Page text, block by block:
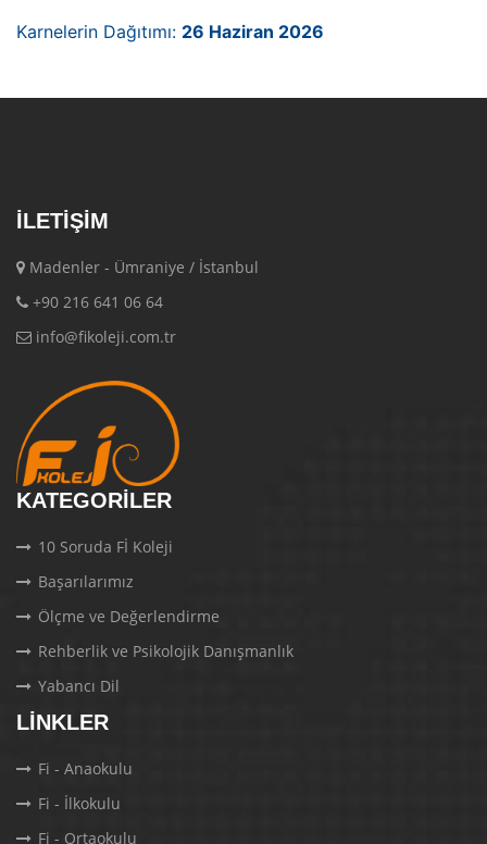
Karnelerin Dağıtımı: 26 Haziran 2026
İLETIŞIM
Madenler - Ümraniye / İstanbul
+90 216 641 06 64
info@fikoleji.com.tr
KATEGORILER
10 Soruda Fİ Koleji
Başarılarımız
Ölçme ve Değerlendirme
Rehberlik ve Psikolojik Danışmanlık
Yabancı Dil
LINKLER
Fi - Anaokulu
Fi - İlkokulu
Fi - Ortaokulu